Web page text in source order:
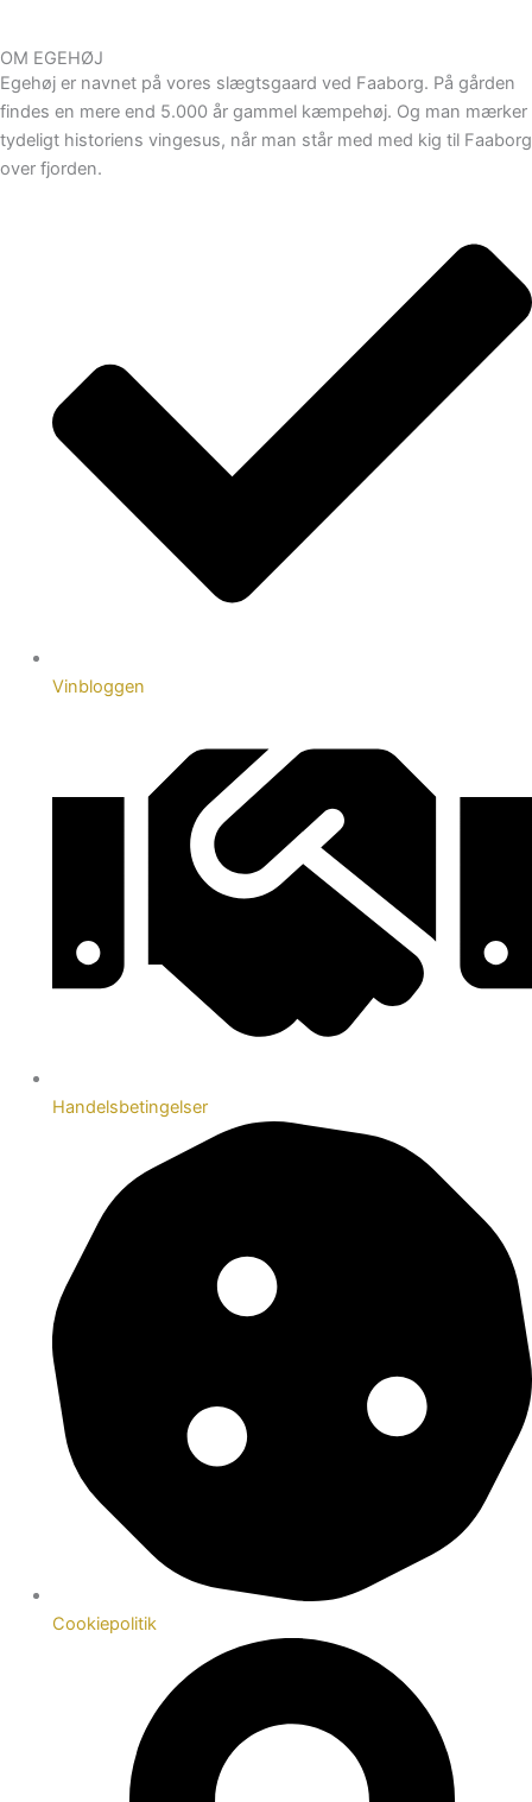
OM EGEHØJ
Egehøj er navnet på vores slægtsgaard ved Faaborg. På gården
findes en mere end 5.000 år gammel kæmpehøj. Og man mærker
tydeligt historiens vingesus, når man står med med kig til Faaborg
over fjorden.
Vinbloggen
Handelsbetingelser
Cookiepolitik